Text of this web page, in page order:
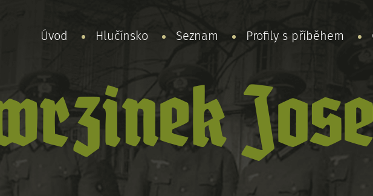
Úvod Hlučínsko Seznam Profily s příběhem